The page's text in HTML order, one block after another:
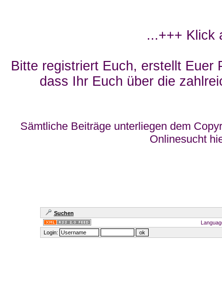
...+++ Klick
Bitte registriert Euch, erstellt Euer
dass Ihr Euch über die
Sämtliche Beiträge unterliegen dem
Onlinesucht
Suchen
Login: